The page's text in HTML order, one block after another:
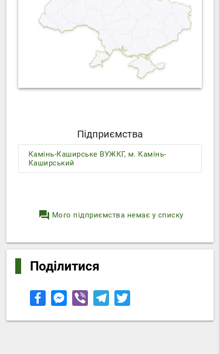
Підприємства
Камінь-Каширське ВУЖКГ, м. Камінь-
Каширський
question_answer Мого підприємства немає у списку
Поділитися